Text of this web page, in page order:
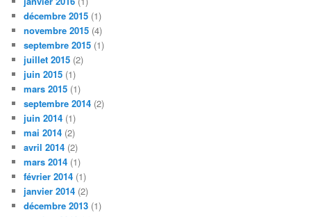
décembre 2015 (1)
novembre 2015 (4)
septembre 2015 (1)
juillet 2015 (2)
juin 2015 (1)
mars 2015 (1)
septembre 2014 (2)
juin 2014 (1)
mai 2014 (2)
avril 2014 (2)
mars 2014 (1)
février 2014 (1)
janvier 2014 (2)
décembre 2013 (1)